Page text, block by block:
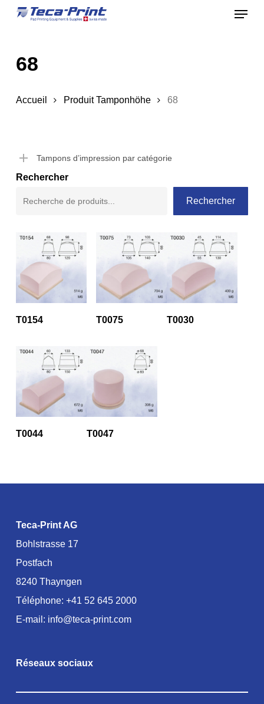
Skip
content
Menu
68
Accueil Produit Tamponhöhe 68
Tampons d’impression par catégorie
Rechercher
Rechercher
T0154 T0075 T0030
T0044 T0047
Teca-Print AG
Bohlstrasse 17
Postfach
8240 Thayngen
Téléphone: +41 52 645 2000
E-mail: info@teca-print.com
Réseaux sociaux